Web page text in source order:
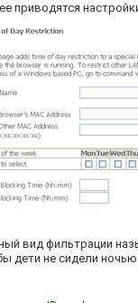
приводятся
вид фильтрации
дети не сидели